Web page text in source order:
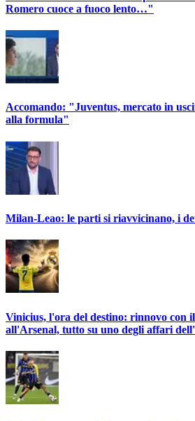
Romero cuoce a fuoco lento…"
Accomando: "Juventus, mercato in
alla formula"
Milan-Leao: le parti si riavvicinano, i
Vinicius, l'ora del destino: rinnovo con il
all'Arsenal, tutto su uno degli affari